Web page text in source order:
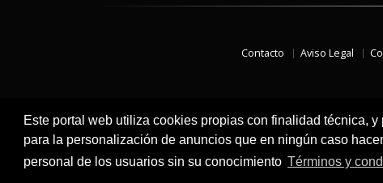
Este portal web utiliza cookies propias con finalidad técnica,
para la personalización de anuncios que en ningún caso
personal de los usuarios sin su conocimiento Términos y
Contacto Aviso Legal